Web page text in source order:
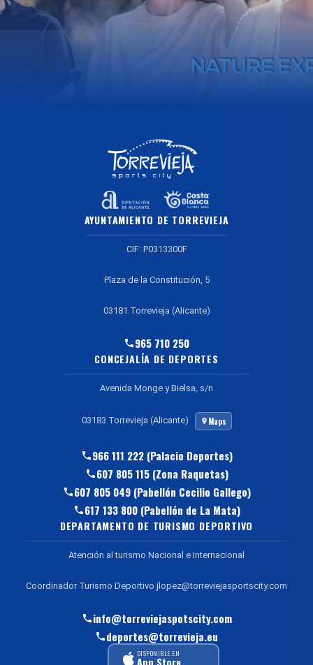
AYUNTAMIENTO DE TORREVIEJA
CIF: P0313300F
Plaza de la Constitución, 5
03181 Torrevieja (Alicante)
965 710 250
CONCEJALÍA DE DEPORTES
Avenida Monge y Bielsa, s/n
03183 Torrevieja (Alicante) Maps
966 111 222 (Palacio Deportes)
607 805 115 (Zona Raquetas)
607 805 049 (Pabellón Cecilio Gallego)
617 133 800 (Pabellón de La Mata)
DEPARTAMENTO DE TURISMO DEPORTIVO
Atención al turismo Nacional e Internacional
Coordinador Turismo Deportivo jlopez@torreviejasportscity.com
info@torreviejaspotscity.com
deportes@torrevieja.eu
DISPONIBLE EN
App Store